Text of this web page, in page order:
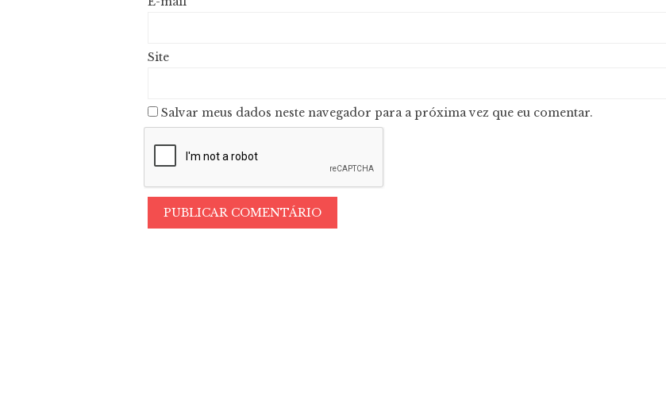
Site
Salvar meus dados neste navegador para a próxima vez que eu comentar.